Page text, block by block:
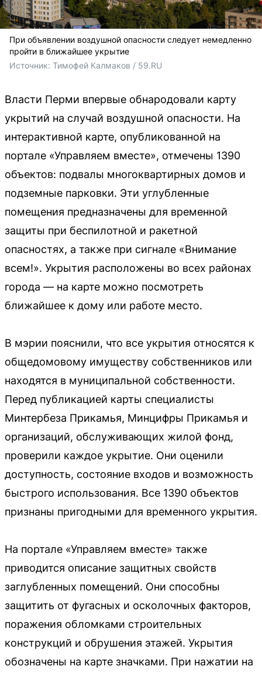
При объявлении воздушной опасности следует немедленно
пройти в ближайшее укрытие
Источник: Тимофей Калмаков / 59.RU
Власти Перми впервые обнародовали карту
укрытий на случай воздушной опасности. На
интерактивной карте, опубликованной на
портале «Управляем вместе», отмечены 1390
объектов: подвалы многоквартирных домов и
подземные парковки. Эти углубленные
помещения предназначены для временной
защиты при беспилотной и ракетной
опасностях, а также при сигнале «Внимание
всем!». Укрытия расположены во всех районах
города — на карте можно посмотреть
ближайшее к дому или работе место.
В мэрии пояснили, что все укрытия относятся к
общедомовому имуществу собственников или
находятся в муниципальной собственности.
Перед публикацией карты специалисты
Минтербеза Прикамья, Минцифры Прикамья и
организаций, обслуживающих жилой фонд,
проверили каждое укрытие. Они оценили
доступность, состояние входов и возможность
быстрого использования. Все 1390 объектов
признаны пригодными для временного укрытия.
На портале «Управляем вместе» также
приводится описание защитных свойств
заглубленных помещений. Они способны
защитить от фугасных и осколочных факторов,
поражения обломками строительных
конструкций и обрушения этажей. Укрытия
обозначены на карте значками. При нажатии на